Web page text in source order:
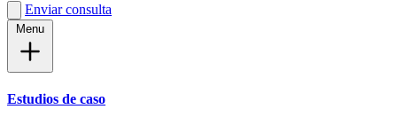
Enviar consulta
Estudios de caso